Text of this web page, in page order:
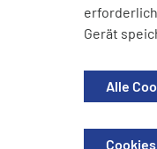
Menschenhandel
Investorenseite
Gerät
Alle